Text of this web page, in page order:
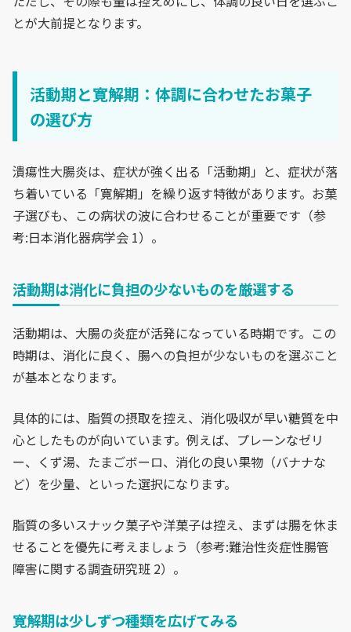
とが大前提となります。
活動期と寛解期：体調に合わせたお菓子
の選び方
潰瘍性大腸炎は、症状が強く出る「活動期」と、症状が落
ち着いている「寛解期」を繰り返す特徴があります。お菓
子選びも、この病状の波に合わせることが重要です（参
考:日本消化器病学会 1）。
活動期は消化に負担の少ないものを厳選する
活動期は、大腸の炎症が活発になっている時期です。この
時期は、消化に良く、腸への負担が少ないものを選ぶこと
が基本となります。
具体的には、脂質の摂取を控え、消化吸収が早い糖質を中
心としたものが向いています。例えば、プレーンなゼリ
ー、くず湯、たまごボーロ、消化の良い果物（バナナな
ど）を少量、といった選択になります。
脂質の多いスナック菓子や洋菓子は控え、まずは腸を休ま
せることを優先に考えましょう（参考:難治性炎症性腸管
障害に関する調査研究班 2）。
寛解期は少しずつ種類を広げてみる